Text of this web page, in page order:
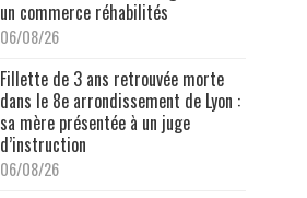
un commerce réhabilités
06/08/26
Fillette de 3 ans retrouvée morte
dans le 8e arrondissement de Lyon :
sa mère présentée à un juge
d’instruction
06/08/26